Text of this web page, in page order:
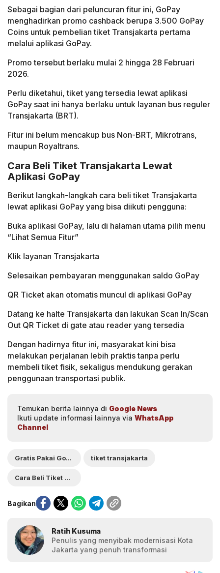
Sebagai bagian dari peluncuran fitur ini, GoPay
menghadirkan promo cashback berupa 3.500 GoPay
Coins untuk pembelian tiket Transjakarta pertama
melalui aplikasi GoPay.
Promo tersebut berlaku mulai 2 hingga 28 Februari
2026.
Perlu diketahui, tiket yang tersedia lewat aplikasi
GoPay saat ini hanya berlaku untuk layanan bus reguler
Transjakarta (BRT).
Fitur ini belum mencakup bus Non-BRT, Mikrotrans,
maupun Royaltrans.
Cara Beli Tiket Transjakarta Lewat
Aplikasi GoPay
Berikut langkah-langkah cara beli tiket Transjakarta
lewat aplikasi GoPay yang bisa diikuti pengguna:
Buka aplikasi GoPay, lalu di halaman utama pilih menu
“Lihat Semua Fitur”
Klik layanan Transjakarta
Selesaikan pembayaran menggunakan saldo GoPay
QR Ticket akan otomatis muncul di aplikasi GoPay
Datang ke halte Transjakarta dan lakukan Scan In/Scan
Out QR Ticket di gate atau reader yang tersedia
Dengan hadirnya fitur ini, masyarakat kini bisa
melakukan perjalanan lebih praktis tanpa perlu
membeli tiket fisik, sekaligus mendukung gerakan
penggunaan transportasi publik.
Temukan berita lainnya di Google News
Ikuti update informasi lainnya via WhatsApp
Channel
Gratis Pakai GoPay tiket transjakarta
Cara Beli Tiket Transjakarta
Bagikan
Ratih Kusuma
Penulis yang menyibak modernisasi Kota
Jakarta yang penuh transformasi